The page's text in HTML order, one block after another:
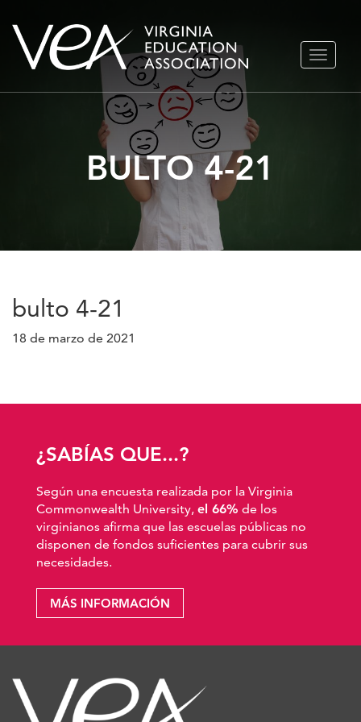
Ir
BULTO 4-21
bulto 4-21
18 de marzo de 2021
¿SABÍAS QUE...?
Según una encuesta realizada por la Virginia
Commonwealth University, el 66% de los
virginianos afirma que las escuelas públicas no
disponen de fondos suficientes para cubrir sus
necesidades.
MÁS INFORMACIÓN